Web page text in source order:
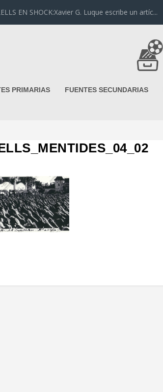
EN SHOCK:Xavier G. Luque escribe un artíc...
PRIMARIAS FUENTES SECUNDARIAS